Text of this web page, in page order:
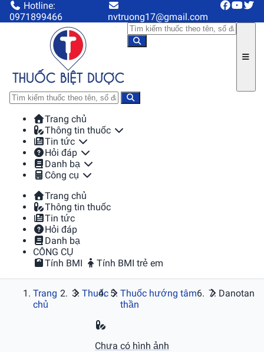
Hotline:
0971899466
nvtruong17@gmail.com
Trang chủ
Thông tin thuốc
Tin tức
Hỏi đáp
Danh bạ
Công cụ
Trang chủ
Thông tin thuốc
Tin tức
Hỏi đáp
Danh bạ
CÔNG CỤ
Tính BMI
Tính BMI trẻ em
Trang
chủ
Thuốc
Thuốc hướng tâm
thần
Danotan
Chưa có hình ảnh